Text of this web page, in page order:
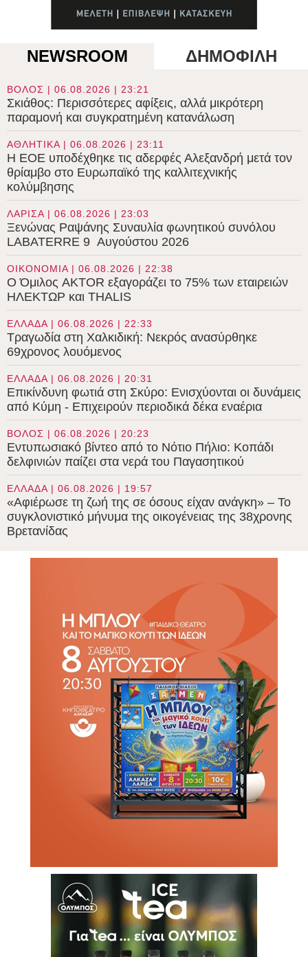
NEWSROOM ΔΗΜΟΦΙΛΗ
ΒΟΛΟΣ | 06.08.2026 | 23:21
Σκιάθος: Περισσότερες αφίξεις, αλλά μικρότερη
παραμονή και συγκρατημένη κατανάλωση
ΑΘΛΗΤΙΚΑ | 06.08.2026 | 23:11
Η ΕΟΕ υποδέχθηκε τις αδερφές Αλεξανδρή μετά τον
θρίαμβο στο Ευρωπαϊκό της καλλιτεχνικής
κολύμβησης
ΛΑΡΙΣΑ | 06.08.2026 | 23:03
Ξενώνας Ραψάνης Συναυλία φωνητικού συνόλου
LABATERRE 9 Αυγούστου 2026
ΟΙΚΟΝΟΜΙΑ | 06.08.2026 | 22:38
Ο Όμιλος AKTOR εξαγοράζει το 75% των εταιρειών
ΗΛΕΚΤΩΡ και THALIS
ΕΛΛΑΔΑ | 06.08.2026 | 22:33
Τραγωδία στη Χαλκιδική: Νεκρός ανασύρθηκε
69χρονος λουόμενος
ΕΛΛΑΔΑ | 06.08.2026 | 20:31
Επικίνδυνη φωτιά στη Σκύρο: Ενισχύονται οι δυνάμεις
από Κύμη - Επιχειρούν περιοδικά δέκα εναέρια
ΒΟΛΟΣ | 06.08.2026 | 20:23
Εντυπωσιακό βίντεο από το Νότιο Πήλιο: Κοπάδι
δελφινιών παίζει στα νερά του Παγασητικού
ΕΛΛΑΔΑ | 06.08.2026 | 19:57
«Αφιέρωσε τη ζωή της σε όσους είχαν ανάγκη» – Το
συγκλονιστικό μήνυμα της οικογένειας της 38χρονης
Βρετανίδας